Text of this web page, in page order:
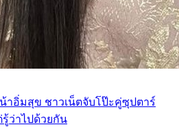
าอิ่มสุข ชาวเน็ตจับโป๊ะคู่ซุปตาร์
รู้ว่าไปด้วยกัน